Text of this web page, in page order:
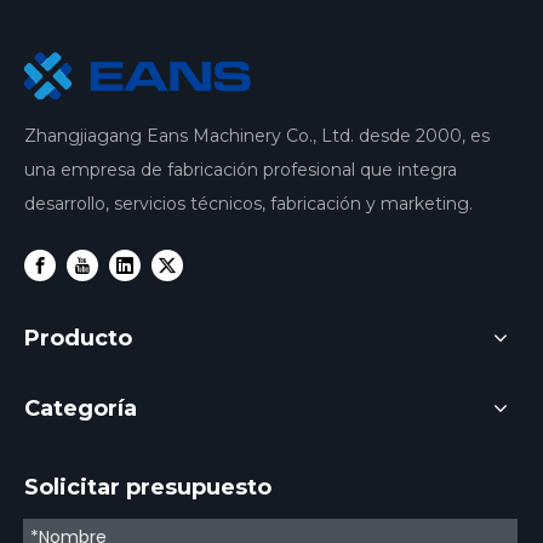
Zhangjiagang Eans Machinery Co., Ltd. desde 2000, es
una empresa de fabricación profesional que integra
desarrollo, servicios técnicos, fabricación y marketing.
Producto
Categoría
Solicitar presupuesto